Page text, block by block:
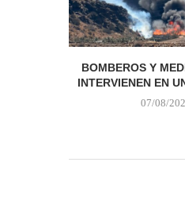
BOMBEROS Y
INTERVIENEN EN
07/08/